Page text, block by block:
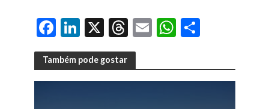
F
ac
e
b
Li
n
k
e
X T
h
re
a
E
m
ai
l
W
h
at
s
S
ar
e
Também pode gostar